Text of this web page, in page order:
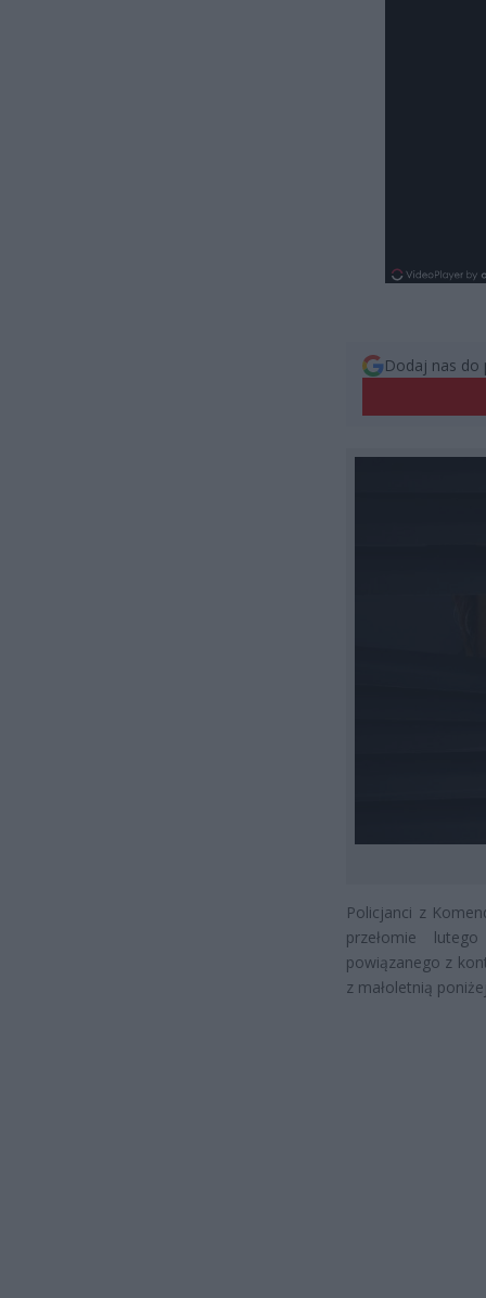
Dodaj nas do
Policjanci z
przełomie
powiązanego z
z małoletnią